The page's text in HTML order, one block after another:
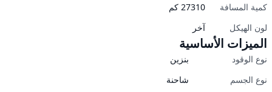
كمية المسافة 27310 كم
لون الهيكل
آخر
الميزات الأساسية
نوع الوقود
بنزين
نوع الجسم
شاحنة